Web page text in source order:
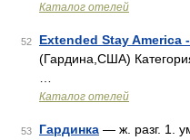
Каталог отелей
52 Extended Stay America
(Гардина,США)
Каталог отелей
53 Гардинка — ж. разг. 1.